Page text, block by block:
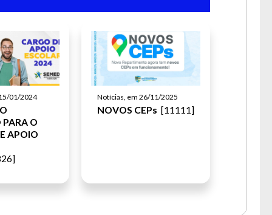
01/2024
PARA O
APOIO
Notícias, em 26/11/2025
NOVOS CEPs [11111]